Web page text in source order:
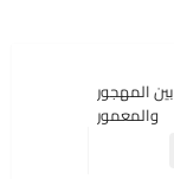
المهجور
والمعمور